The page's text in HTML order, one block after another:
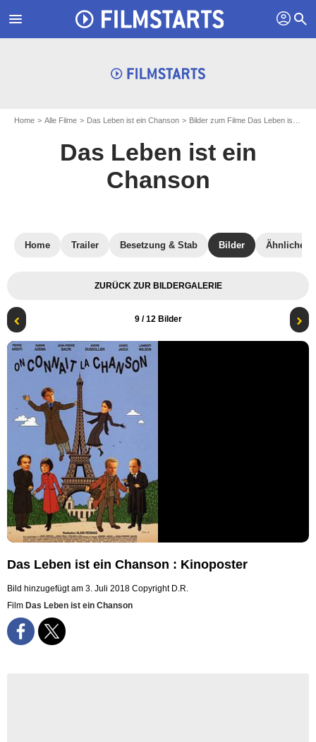
menu profil search
Home Alle Filme Das Leben ist ein Chanson Bilder zum Filme Das Leben ist ein Chanson
Das Leben ist ein
Chanson
Home Trailer Besetzung & Stab Bilder Ähnliche
ZURÜCK ZUR BILDERGALERIE
9/ 12 Bilder
Das Leben ist ein Chanson : Kinoposter
Bild hinzugefügt am 3. Juli 2018 Copyright D.R.
Film Das Leben ist ein Chanson